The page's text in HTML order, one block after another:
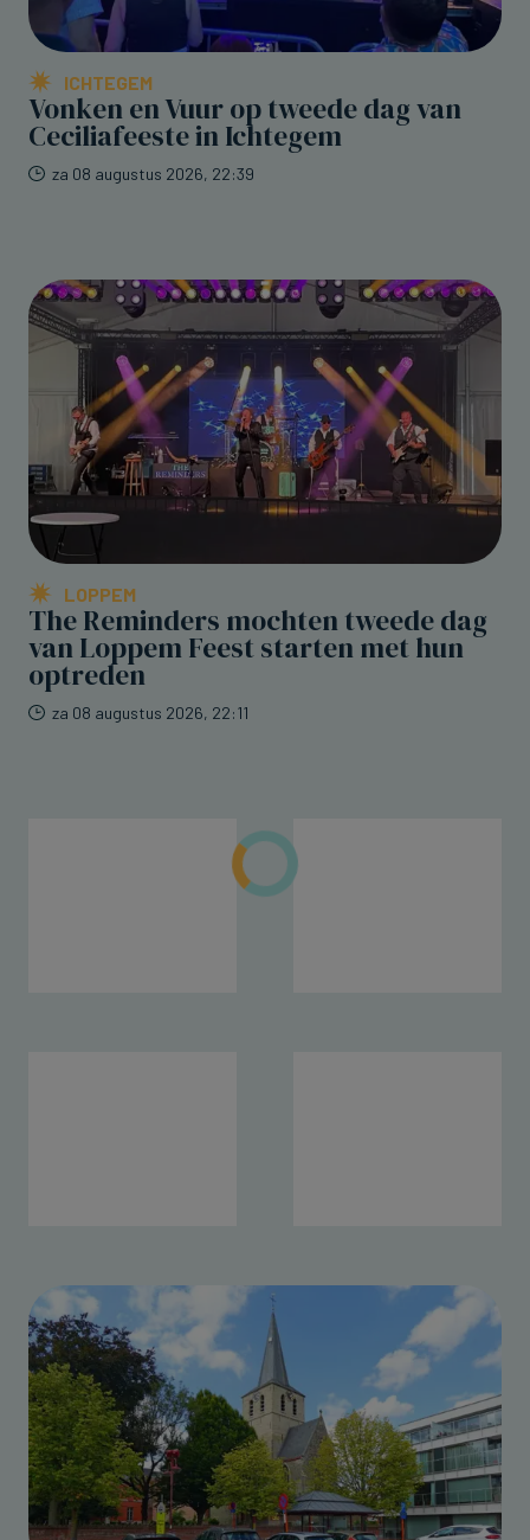
ICHTEGEM
Vonken en Vuur op tweede dag van
Ceciliafeeste in Ichtegem
za 08 augustus 2026, 22:39
LOPPEM
The Reminders mochten tweede dag
van Loppem Feest starten met hun
optreden
za 08 augustus 2026, 22:11